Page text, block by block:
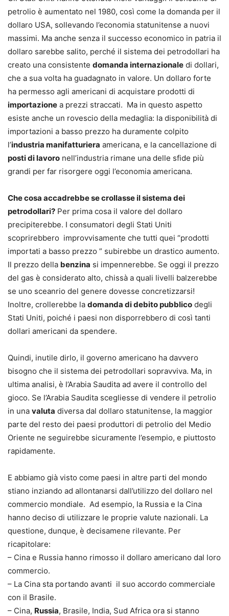
petrolio è aumentato nel 1980, così come la domanda per il
dollaro USA, sollevando l’economia statunitense a nuovi
massimi. Ma anche senza il successo economico in patria il
dollaro sarebbe salito, perché il sistema dei petrodollari ha
creato una consistente domanda internazionale di dollari,
che a sua volta ha guadagnato in valore. Un dollaro forte
ha permesso agli americani di acquistare prodotti di
importazione a prezzi straccati. Ma in questo aspetto
esiste anche un rovescio della medaglia: la disponibilità di
importazioni a basso prezzo ha duramente colpito
l’industria manifatturiera americana, e la cancellazione di
posti di lavoro nell’industria rimane una delle sfide più
grandi per far risorgere oggi l’economia americana.
Che cosa accadrebbe se crollasse il sistema dei
petrodollari? Per prima cosa il valore del dollaro
precipiterebbe. I consumatori degli Stati Uniti
scoprirebbero improvvisamente che tutti quei “prodotti
importati a basso prezzo ” subirebbe un drastico aumento.
Il prezzo della benzina si impennerebbe. Se oggi il prezzo
del gas è considerato alto, chissà a quali livelli balzerebbe
se uno sceanrio del genere dovesse concretizzarsi!
Inoltre, crollerebbe la domanda di debito pubblico degli
Stati Uniti, poiché i paesi non disporrebbero di così tanti
dollari americani da spendere.
Quindi, inutile dirlo, il governo americano ha davvero
bisogno che il sistema dei petrodollari sopravviva. Ma, in
ultima analisi, è l’Arabia Saudita ad avere il controllo del
gioco. Se l’Arabia Saudita scegliesse di vendere il petrolio
in una valuta diversa dal dollaro statunitense, la maggior
parte del resto dei paesi produttori di petrolio del Medio
Oriente ne seguirebbe sicuramente l’esempio, e piuttosto
rapidamente.
E abbiamo già visto come paesi in altre parti del mondo
stiano inziando ad allontanarsi dall’utilizzo del dollaro nel
commercio mondiale. Ad esempio, la Russia e la Cina
hanno deciso di utilizzare le proprie valute nazionali. La
questione, dunque, è decisamene rilevante. Per
ricapitolare:
– Cina e Russia hanno rimosso il dollaro americano dal loro
commercio.
– La Cina sta portando avanti il suo accordo commerciale
con il Brasile.
– Cina, Russia, Brasile, India, Sud Africa ora si stanno